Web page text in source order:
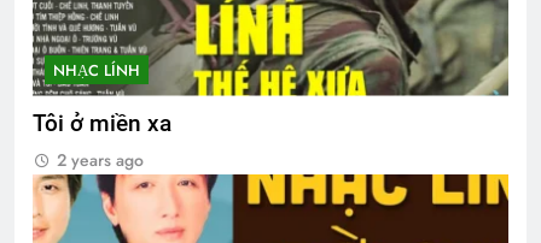
NHẠC LÍNH
Tôi ở miền xa
2 years ago